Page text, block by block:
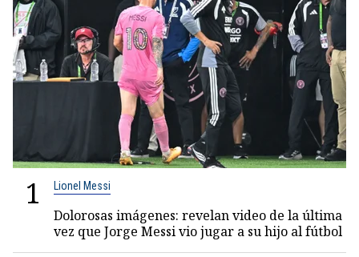
1 Lionel Messi
Dolorosas imágenes: revelan video de la última
vez que Jorge Messi vio jugar a su hijo al fútbol